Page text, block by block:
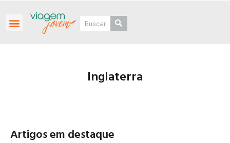
Inglaterra
Artigos em destaque